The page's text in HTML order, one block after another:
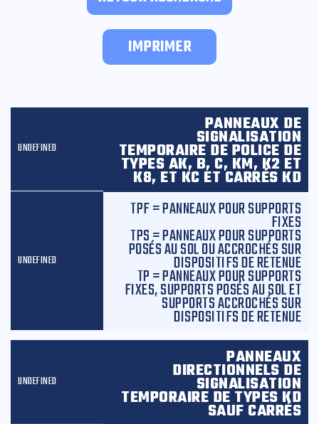
IMPRIMER
PANNEAUX DE
SIGNALISATION
TEMPORAIRE DE POLICE DE
TYPES AK, B, C, KM, K2 ET
K8, ET KC ET CARRÉS KD
TPF = PANNEAUX POUR SUPPORTS
FIXES
TPS = PANNEAUX POUR SUPPORTS
POSÉS AU SOL OU ACCROCHÉS SUR
DISPOSITIFS DE RETENUE
TP = PANNEAUX POUR SUPPORTS
FIXES, SUPPORTS POSÉS AU SOL ET
SUPPORTS ACCROCHÉS SUR
DISPOSITIFS DE RETENUE
PANNEAUX
DIRECTIONNELS DE
SIGNALISATION
TEMPORAIRE DE TYPES KD
SAUF CARRÉS